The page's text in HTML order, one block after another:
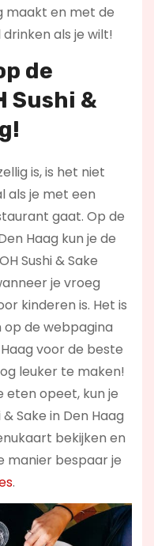
maakt en met de
als je wilt!
de
Sushi &
is, is het niet
als je met een
gaat. Op de
Haag kun je de
Sushi & Sake
je vroeg
kinderen is. Het is
op de webpagina
Haag voor de beste
leuker te maken!
eten opeet, kun je
Sake in Den Haag
bekijken en
manier bespaar je
.